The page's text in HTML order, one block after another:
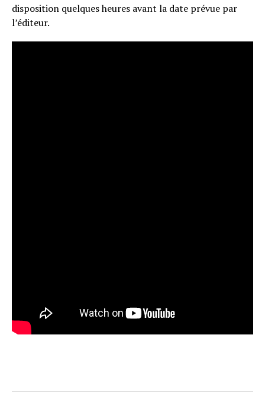
disposition quelques heures avant la date prévue par
l’éditeur.